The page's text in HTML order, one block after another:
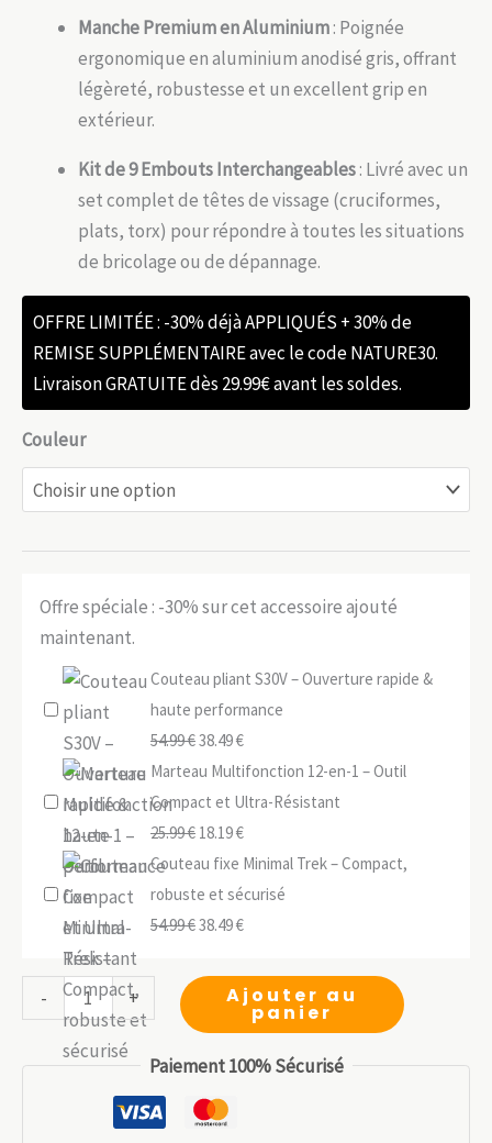
Manche Premium en Aluminium: Poignée
ergonomique en aluminium anodisé gris, offrant
légèreté, robustesse et un excellent grip en
extérieur.
Kit de 9 Embouts Interchangeables: Livré avec un
set complet de têtes de vissage (cruciformes,
plats, torx) pour répondre à toutes les situations
de bricolage ou de dépannage.
OFFRE LIMITÉE : -30% déjà APPLIQUÉS + 30% de
REMISE SUPPLÉMENTAIRE avec le code NATURE30.
Livraison GRATUITE dès 29.99€ avant les soldes.
Couleur
Offre spéciale : -30% sur cet accessoire ajouté
maintenant.
Couteau pliant S30V – Ouverture rapide &
haute performance
54.99€Le
prix
initial
était :
54.99 €.
38.49€Le
prix
actuel
est :
38.49 €.
Marteau Multifonction 12-en-1 – Outil
Compact et Ultra-Résistant
25.99€ Le
prix
initial
était :
18.19€Le
prix
actuel
est :
Couteau fixe Minimal Trek – Compact,
robuste et sécurisé
54.99€Le
initial
38.49€Le
actuel
est :
-
quantité
de
+ Ajouter au
panier
Paiement 100% Sécurisé